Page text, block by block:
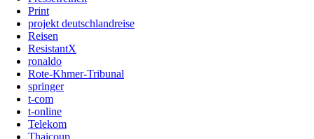
Print
projekt deutschlandreise
Reisen
ResistantX
ronaldo
Rote-Khmer-Tribunal
springer
t-com
t-online
Telekom
Thaicoup